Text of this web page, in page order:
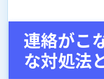
連絡がこ
な対処法